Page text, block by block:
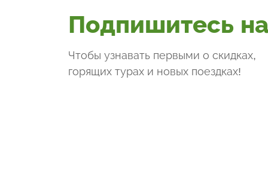
Подпишитесь
Чтобы узнавать первыми о скидках,
горящих турах и новых поездках!